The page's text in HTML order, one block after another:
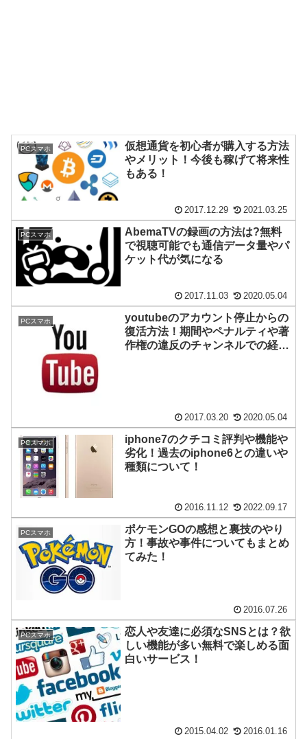
PCスマホ
仮想通貨を初心者が購入する方法
やメリット！今後も稼げて将来性
もある！
2017.12.29 2021.03.25
PCスマホ
AbemaTVの録画の方法は?無料
で視聴可能でも通信データ量やパ
ケット代が気になる
2017.11.03 2020.05.04
PCスマホ
youtubeのアカウント停止からの
復活方法！期間やペナルティや著
作権の違反のチャンネルでの経
2017.03.20 2020.05.04
PCスマホ
iphone7のクチコミ評判や機能や
劣化！過去のiphone6との違いや
種類について！
2016.11.12 2022.09.17
PCスマホ
ポケモンGOの感想と裏技のやり
方！事故や事件についてもまとめ
てみた！
2016.07.26
PCスマホ
恋人や友達に必須なSNSとは？欲
しい機能が多い無料で楽しめる面
白いサービス！
2015.04.02 2016.01.16